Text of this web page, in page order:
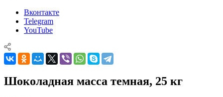
Вконтакте
Telegram
YouTube
Шоколадная масса темная, 25 кг